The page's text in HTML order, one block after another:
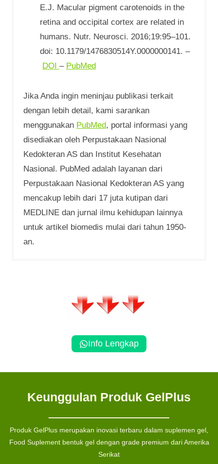
E.J. Macular pigment carotenoids in the
retina and occipital cortex are related in
humans. Nutr. Neurosci. 2016;19:95–101.
doi: 10.1179/1476830514Y.0000000141. –
DOI – PubMed
Jika Anda ingin meninjau publikasi terkait
dengan lebih detail, kami sarankan
menggunakan PubMed, portal informasi yang
disediakan oleh Perpustakaan Nasional
Kedokteran AS dan Institut Kesehatan
Nasional. PubMed adalah layanan dari
Perpustakaan Nasional Kedokteran AS yang
mencakup lebih dari 17 juta kutipan dari
MEDLINE dan jurnal ilmu kehidupan lainnya
untuk artikel biomedis mulai dari tahun 1950-
an.
Info Lengkap
Keunggulan Produk GelPlus
Produk GelPlus merupakan inovasi terbaru dalam suplemen gel,
Food Suplement bentuk gel dengan grade premium dari Amerika
Serikat